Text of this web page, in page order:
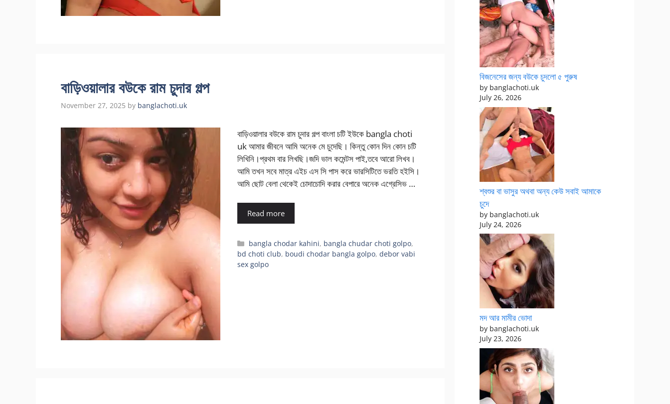
বাড়িওয়ালার বউকে রাম চুদার গল্প
November 27, 2025 by banglachoti.uk
বাড়িওয়ালার বউকে রাম চুদার গল্প বাংলা চটি ইউকে bangla choti
uk আমার জীবনে আমি অনেক মে চুদেছি। কিন্তু কোন দিন কোন চটি
লিখিনি।প্রথম বার লিখছি।জদি ভাল কমেন্টস পাই,তবে আরো লিখব।
আমি তখন সবে মাত্র এইচ এস সি পাস করে ভারসিটিতে ভরতি হইসি।
আমি ছোট বেলা থেকেই চোদাচোদি করার বেপারে অনেক এগ্রেসিভ …
Read more
Categories
bangla chodar kahini, bangla chudar choti golpo,
bd choti club, boudi chodar bangla golpo, debor vabi
sex golpo
বিজনেসের জন্য বউকে চুদলো ৫ পুরুষ
by banglachoti.uk
July 26, 2026
শ্বশুর বা ভাসুর অথবা অন্য কেউ সবাই আমাকে
চুদে
by banglachoti.uk
July 24, 2026
মদ আর মামীর ভোদা
by banglachoti.uk
July 23, 2026